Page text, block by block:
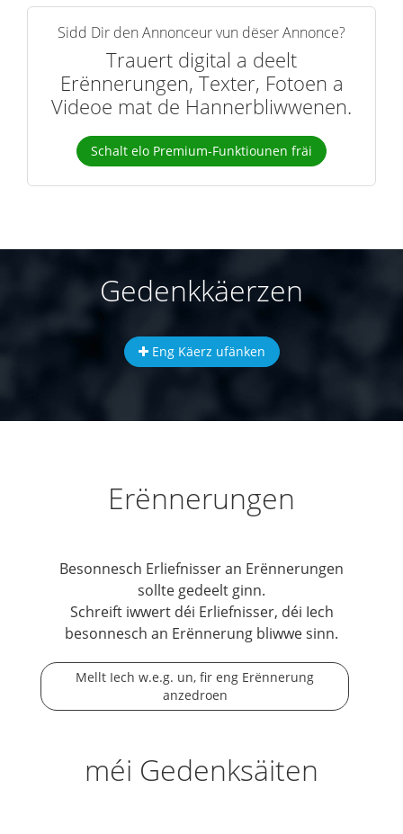
Sidd Dir den Annonceur vun dëser Annonce?
Trauert digital a deelt
Erënnerungen, Texter, Fotoen a
Videoe mat de Hannerbliwwenen.
Schalt elo Premium-Funktiounen fräi
Gedenkkäerzen
Eng Käerz ufänken
Erënnerungen
Besonnesch Erliefnisser an Erënnerungen
sollte gedeelt ginn.
Schreift iwwert déi Erliefnisser, déi Iech
besonnesch an Erënnerung bliwwe sinn.
Mellt Iech w.e.g. un, fir eng Erënnerung
anzedroen
méi Gedenksäiten